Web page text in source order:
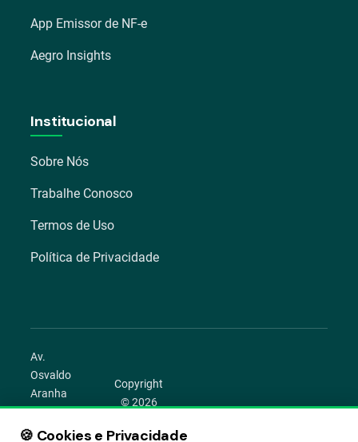
App Emissor de NF-e
Aegro Insights
Institucional
Sobre Nós
Trabalhe Conosco
Termos de Uso
Política de Privacidade
Av.
Osvaldo
Aranha
1022 –
Bom
Copyright
© 2026
Todos os
🍪 Cookies e Privacidade